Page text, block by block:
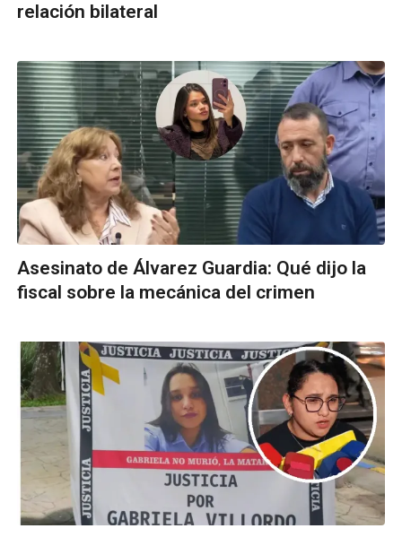
relación bilateral
Asesinato de Álvarez Guardia: Qué dijo la
fiscal sobre la mecánica del crimen